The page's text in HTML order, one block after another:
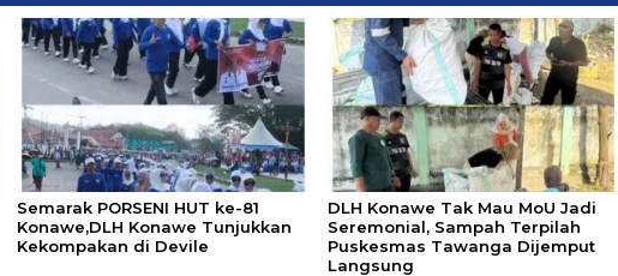
Semarak PORSENI HUT ke-81
Konawe,DLH Konawe Tunjukkan
Kekompakan di Devile
DLH Konawe Tak Mau MoU Jadi
Seremonial, Sampah Terpilah
Puskesmas Tawanga Dijemput
Langsung